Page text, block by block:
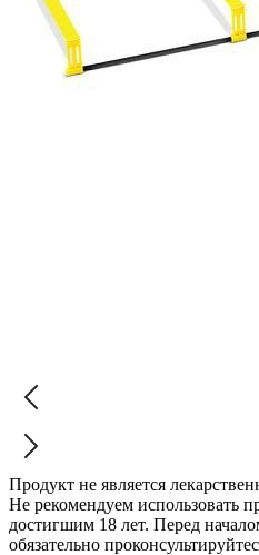
Продукт не является
Не рекомендуем использовать
достигшим 18 лет. Перед
обязательно